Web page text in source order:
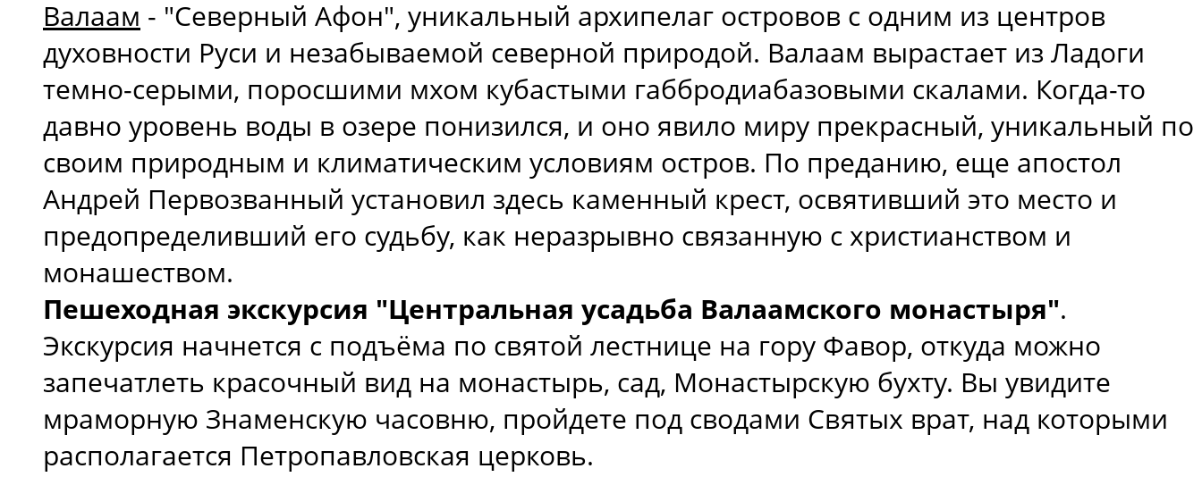
Валаам - "Северный Афон", уникальный архипелаг островов с одним из центров
духовности Руси и незабываемой северной природой. Валаам вырастает из Ладоги
темно-серыми, поросшими мхом кубастыми габбродиабазовыми скалами. Когда-то
давно уровень воды в озере понизился, и оно явило миру прекрасный, уникальный по
своим природным и климатическим условиям остров. По преданию, еще апостол
Андрей Первозванный установил здесь каменный крест, освятивший это место и
предопределивший его судьбу, как неразрывно связанную с христианством и
монашеством.
Пешеходная экскурсия "Центральная усадьба Валаамского монастыря".
Экскурсия начнется с подъёма по святой лестнице на гору Фавор, откуда можно
запечатлеть красочный вид на монастырь, сад, Монастырскую бухту. Вы увидите
мраморную Знаменскую часовню, пройдете под сводами Святых врат, над которыми
располагается Петропавловская церковь.